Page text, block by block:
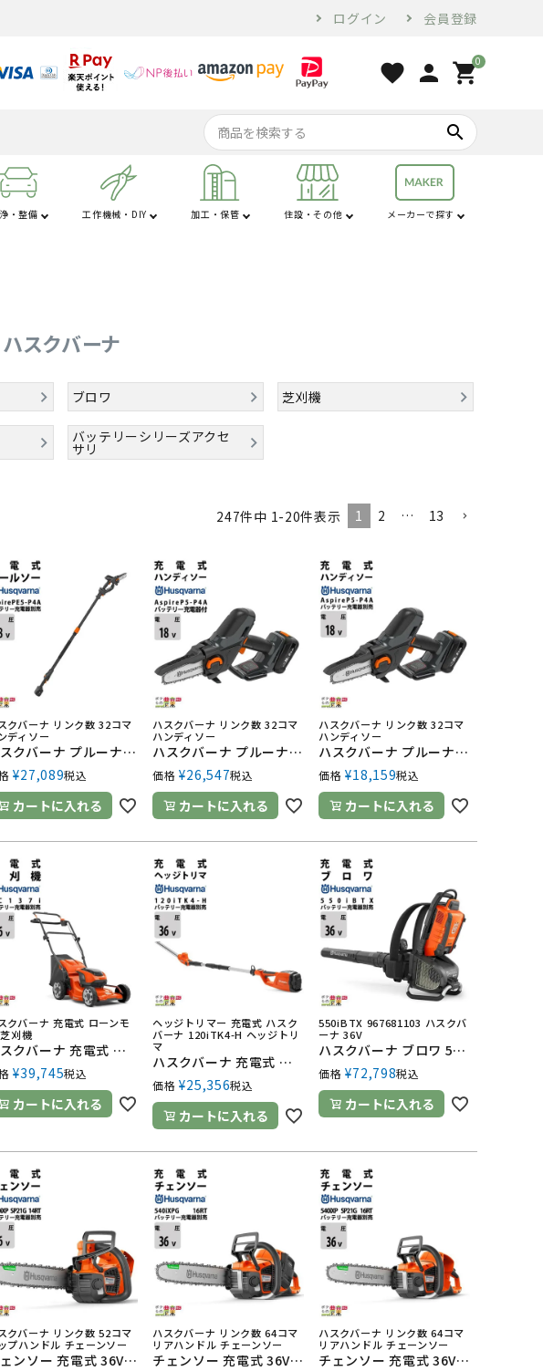
ログイン 会員登録
favorite person 0
shopping_cart
search
三脚・はしご
・整備 工作機械・DIY 加工・保管 住設・その他 メーカーで探す
ハスクバーナ
ブロワ 芝刈機
バッテリーシリーズアクセ
サリ
247件中 1-20件表示 1 2 … 13
クバーナ リンク数 32コマ
ディソー
ハスクバーナ プルーナ+ポール 充電式 18V Aspire PE5-P4A SP11G 3.1kg ガイドバー127mm 5インチ 970621402 バッテリー・充電器別売
¥27,089税込
カートに入れる
ハスクバーナ リンク数 32コマ
ハンディソー
ハスクバーナ プルーナ 充電式 18V Aspire P5-P4A キット SP11G 1.6kg ガイドバー127mm 5インチ 970621309 バッテリー・充電器付き
価格 ¥26,547税込
カートに入れる
ハスクバーナ リンク数 32コマ
ハンディソー
ハスクバーナ プルーナ 充電式 18V Aspire P5-P4A SP11G 1.6kg ガイドバー127mm 5インチ 970621302 バッテリー・充電器別売
価格 ¥18,159税込
カートに入れる
クバーナ 充電式 ローンモ
刈機
ハスクバーナ 充電式 手押し式 芝刈機 LC137i 970500901 36V バッテリー・充電器別売 ローンモア
¥39,745税込
カートに入れる
ヘッジトリマー 充電式 ハスク
バーナ 120iTK4-H ヘッジトリ
マ
ハスクバーナ 充電式 ヘッジトリマ 120iTK4-H ヘッジトリマー 36V 500mm 970515902 バッテリー・充電器別売 両刃 5.5kg
価格 ¥25,356税込
カートに入れる
550iBTX 967681103 ハスクバ
ーナ 36V
ハスクバーナ ブロワ 550iBTX 967681103 排気量 36V 充電式 背負い 最大風量 12.8m3/min 6.3kg バッテリー・充電器別売 ブロワー ブロアー
価格 ¥72,798税込
カートに入れる
クバーナ リンク数 52コマ
プハンドル チェーンソー
チェンソー 充電式 36V ハスクバーナ トップハンドル T540iXP SP21G 14RT SP21G 2.6kg ガイドバー350mm 14インチ 970572314 バッテリー・充電器別売
ハスクバーナ リンク数 64コマ
リアハンドル チェーンソー
チェンソー 充電式 36V ハスクバーナ リアハンドル 540iXPG 16RT SP21G 3.1kg ガイドバー400mm 16インチ 970568016 バッテリー・充電器別売
ハスクバーナ リンク数 64コマ
リアハンドル チェーンソー
チェンソー 充電式 36V ハスクバーナ リアハンドル 540iXP SP21G 16RT SP21G 2.9kg ガイドバー400mm 16インチ 970572416 バッテリー・充電器別売